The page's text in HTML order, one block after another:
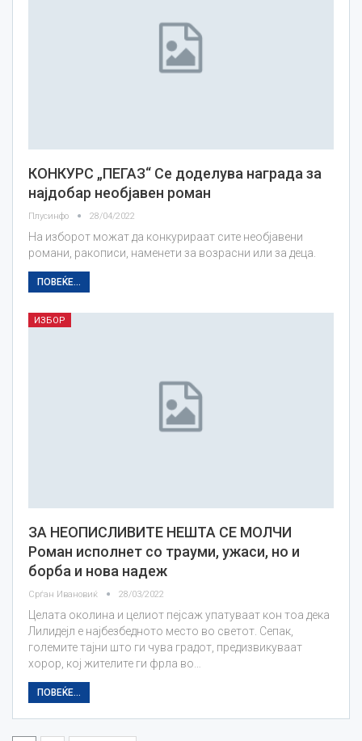
КОНКУРС „ПЕГАЗ“ Се доделува награда за
најдобар необјавен роман
Плусинфо 28/04/2022
На изборот можат да конкурираат сите необјавени
романи, ракописи, наменети за возрасни или за деца.
ПОВЕЌЕ...
ИЗБОР
ЗА НЕОПИСЛИВИТЕ НЕШТА СЕ МОЛЧИ
Роман исполнет со трауми, ужаси, но и
борба и нова надеж
Срѓан Ивановиќ 28/03/2022
Целата околина и целиот пејсаж упатуваат кон тоа дека
Лилидејл е најбезбедното место во светот. Сепак,
големите тајни што ги чува градот, предизвикуваат
хорор, кој жителите ги фрла во…
ПОВЕЌЕ...